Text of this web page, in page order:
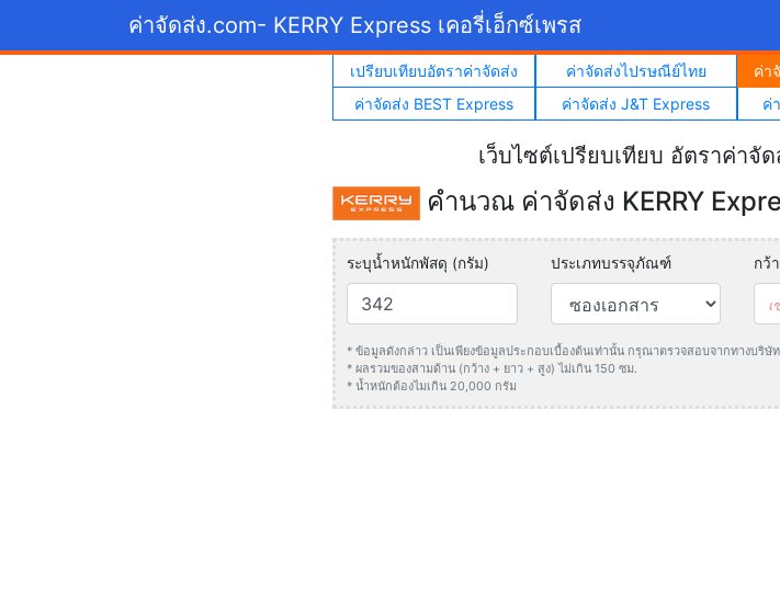
ค่าจัดส่ง.com- KERRY Express เคอรี่เอ็กซ์เพรส
เปรียบเทียบอัตราค่าจัดส่ง ค่าจัดส่งไปรษณีย์ไทย ค่า
ค่าจัดส่ง BEST Express
ค่าจัดส่ง J&T Express ค่
เว็บไซต์เปรียบเทียบ อัตราค่าจั
คำนวณ ค่าจัดส่ง KERRY
ระบุน้ำหนักพัสดุ (กรัม) ประเภทบรรจุภัณฑ์ กว้
* ข้อมูลดังกล่าว เป็นเพียงข้อมูลประกอบเบื้องต้นเท่านั้น กรุณาตรวจสอบจากทางบริษั
* ผลรวมของสามด้าน (กว้าง + ยาว + สูง) ไม่เกิน 150 ซม.
* น้ำหนักต้องไมเกิน 20,000 กรัม